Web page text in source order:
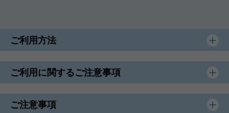
ご利用方法
ご利用に関するご注意事項
ご注意事項